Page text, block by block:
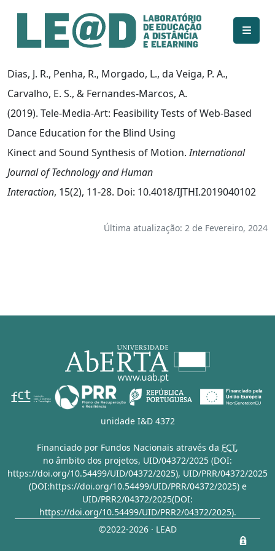
Ir para o conteúdo principal
Informações de acessibilidade
Mapa do site
Dias, J. R., Penha, R., Morgado, L., da Veiga, P. A.,
Carvalho, E. S., & Fernandes-Marcos, A.
(2019). Tele-Media-Art: Feasibility Tests of Web-Based
Dance Education for the Blind Using
Kinect and Sound Synthesis of Motion.International
Journal of Technology and Human
Interaction, 15(2), 11-28. Doi: 10.4018/IJTHI.2019040102
Última atualização: 2 de Fevereiro, 2024
unidade I&D 4372
Financiado por Fundos Nacionais através da FCT,
no âmbito dos projetos, UID/04372/2025 (DOI:
https://doi.org/10.54499/UID/04372/2025), UID/PRR/04372/2025
(DOI:https://doi.org/10.54499/UID/PRR/04372/2025)e
UID/PRR2/04372/2025(DOI:
https://doi.org/10.54499/UID/PRR2/04372/2025).
©2022-2026 · LEAD